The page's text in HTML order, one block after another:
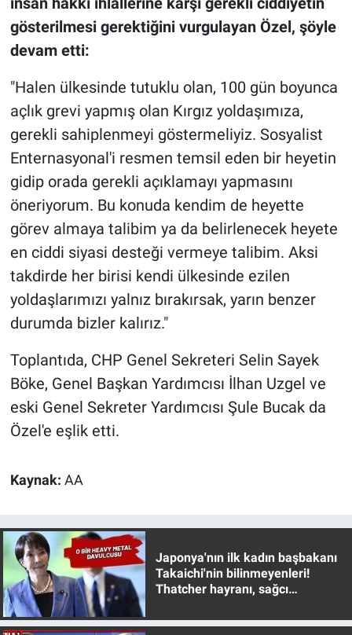
gösterilmesi gerektiğini vurgulayan Özel, şöyle
devam etti:
"Halen ülkesinde tutuklu olan, 100 gün boyunca
açlık grevi yapmış olan Kırgız yoldaşımıza,
gerekli sahiplenmeyi göstermeliyiz. Sosyalist
Enternasyonal'i resmen temsil eden bir heyetin
gidip orada gerekli açıklamayı yapmasını
öneriyorum. Bu konuda kendim de heyette
görev almaya talibim ya da belirlenecek heyete
en ciddi siyasi desteği vermeye talibim. Aksi
takdirde her birisi kendi ülkesinde ezilen
yoldaşlarımızı yalnız bırakırsak, yarın benzer
durumda bizler kalırız."
Toplantıda, CHP Genel Sekreteri Selin Sayek
Böke, Genel Başkan Yardımcısı İlhan Uzgel ve
eski Genel Sekreter Yardımcısı Şule Bucak da
Özel'e eşlik etti.
Kaynak: AA
Japonya'nın ilk kadın başbakanı
Takaichi'nin bilinmeyenleri!
Thatcher hayranı, sağcı